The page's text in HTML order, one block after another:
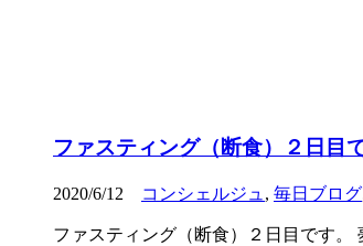
ファスティング（断食）２日目で
2020/6/12 コンシェルジュ , 毎日ブログ
ファスティング（断食）２日目です。